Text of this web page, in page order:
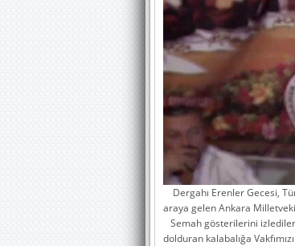
Dergahı Erenler Gecesi,
araya gelen Ankara
Semah gösterilerini
dolduran kalabalığa